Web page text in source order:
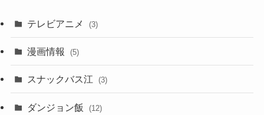
テレビアニメ (3)
漫画情報 (5)
スナックバス江 (3)
ダンジョン飯 (12)